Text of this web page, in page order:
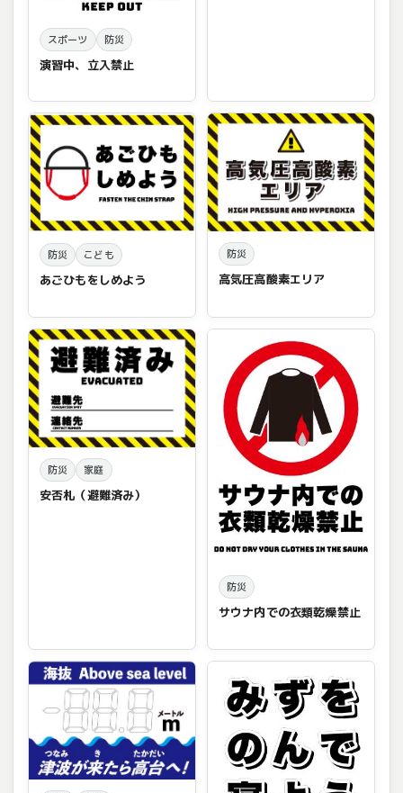
スポーツ 防災
演習中、立入禁止
防災 こども
あごひもをしめよう
防災
高気圧高酸素エリア
防災 家庭
安否札（避難済み）
防災
サウナ内での衣類乾燥禁止